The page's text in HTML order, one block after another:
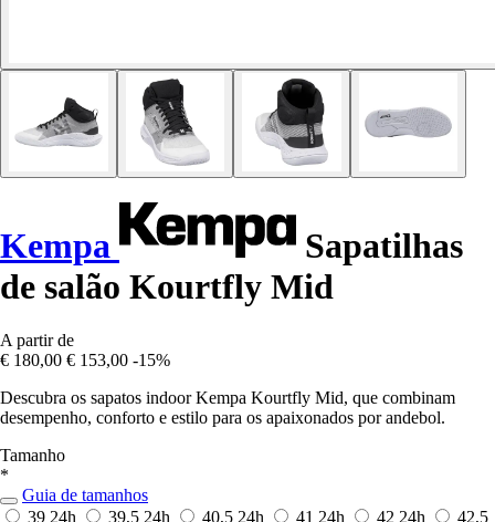
Kempa
Sapatilhas
de salão Kourtfly Mid
A partir de
€ 180,00 € 153,00 -15%
Descubra os sapatos indoor Kempa Kourtfly Mid, que combinam
desempenho, conforto e estilo para os apaixonados por andebol.
Tamanho
*
Guia de tamanhos
39 24h 39,5 24h 40,5 24h 41 24h 42 24h
42,5